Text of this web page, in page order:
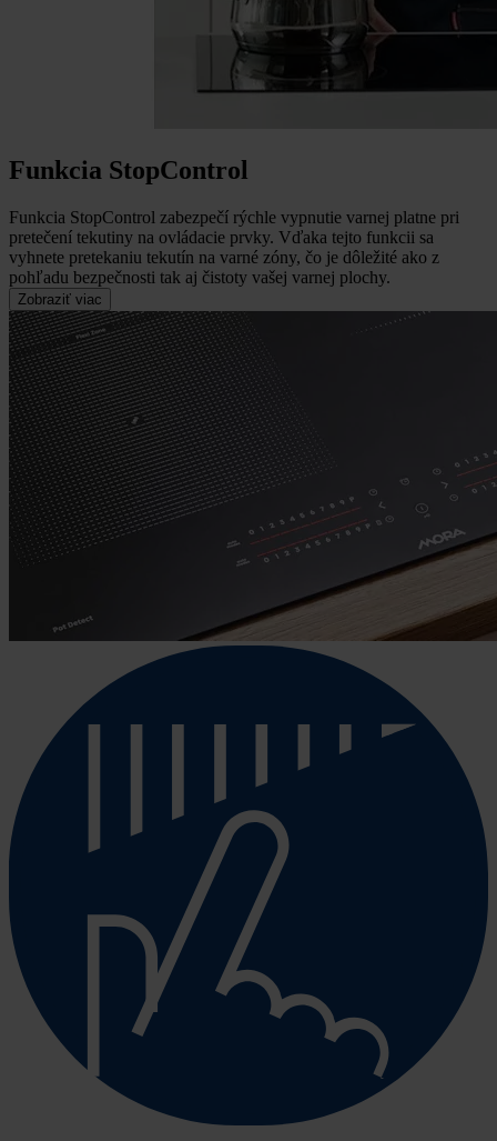
Funkcia StopControl
Funkcia StopControl zabezpečí rýchle vypnutie varnej platne pri
pretečení tekutiny na ovládacie prvky. Vďaka tejto funkcii sa
vyhnete pretekaniu tekutín na varné zóny, čo je dôležité ako z
pohľadu bezpečnosti tak aj čistoty vašej varnej plochy.
Zobraziť viac